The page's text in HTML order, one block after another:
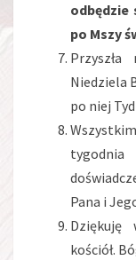
odbędzie
po Mszy
Niedziela
po niej
Pana i
Dziękuję
kościół.